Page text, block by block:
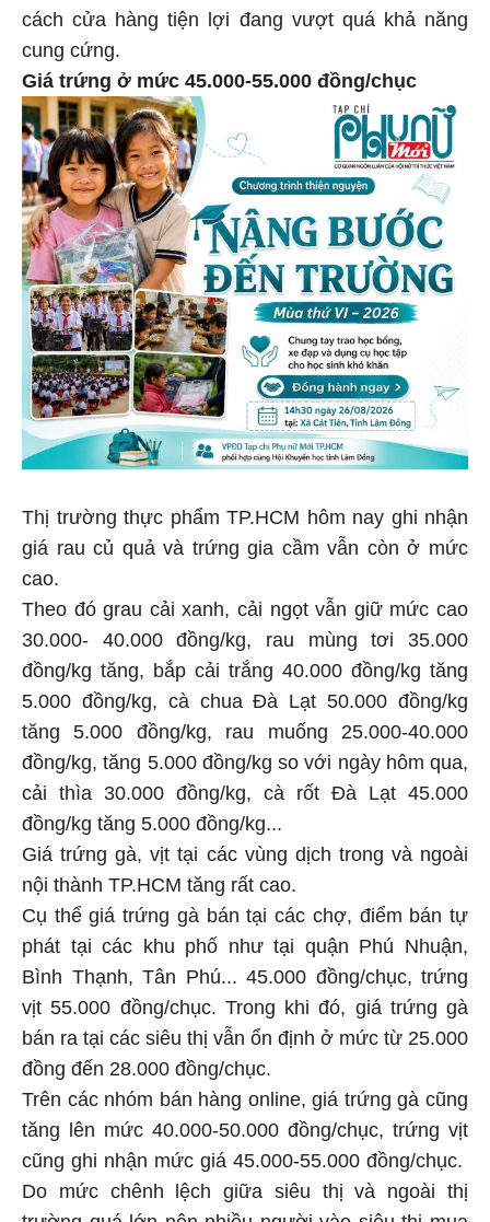
cách cửa hàng tiện lợi đang vượt quá khả năng
cung cứng.
Giá trứng ở mức 45.000-55.000 đồng/chục
Thị trường thực phẩm TP.HCM hôm nay ghi nhận
giá rau củ quả và trứng gia cầm vẫn còn ở mức
cao.
Theo đó grau cải xanh, cải ngọt vẫn giữ mức cao
30.000- 40.000 đồng/kg, rau mùng tơi 35.000
đồng/kg tăng, bắp cải trắng 40.000 đồng/kg tăng
5.000 đồng/kg, cà chua Đà Lạt 50.000 đồng/kg
tăng 5.000 đồng/kg, rau muống 25.000-40.000
đồng/kg, tăng 5.000 đồng/kg so với ngày hôm qua,
cải thìa 30.000 đồng/kg, cà rốt Đà Lạt 45.000
đồng/kg tăng 5.000 đồng/kg...
Giá trứng gà, vịt tại các vùng dịch trong và ngoài
nội thành TP.HCM tăng rất cao.
Cụ thể giá trứng gà bán tại các chợ, điểm bán tự
phát tại các khu phố như tại quận Phú Nhuận,
Bình Thạnh, Tân Phú... 45.000 đồng/chục, trứng
vịt 55.000 đồng/chục. Trong khi đó, giá trứng gà
bán ra tại các siêu thị vẫn ổn định ở mức từ 25.000
đồng đến 28.000 đồng/chục.
Trên các nhóm bán hàng online, giá trứng gà cũng
tăng lên mức 40.000-50.000 đồng/chục, trứng vịt
cũng ghi nhận mức giá 45.000-55.000 đồng/chục.
Do mức chênh lệch giữa siêu thị và ngoài thị